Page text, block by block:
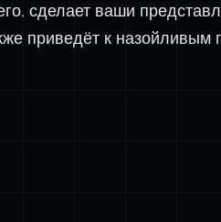
сделает ваши
приведёт к